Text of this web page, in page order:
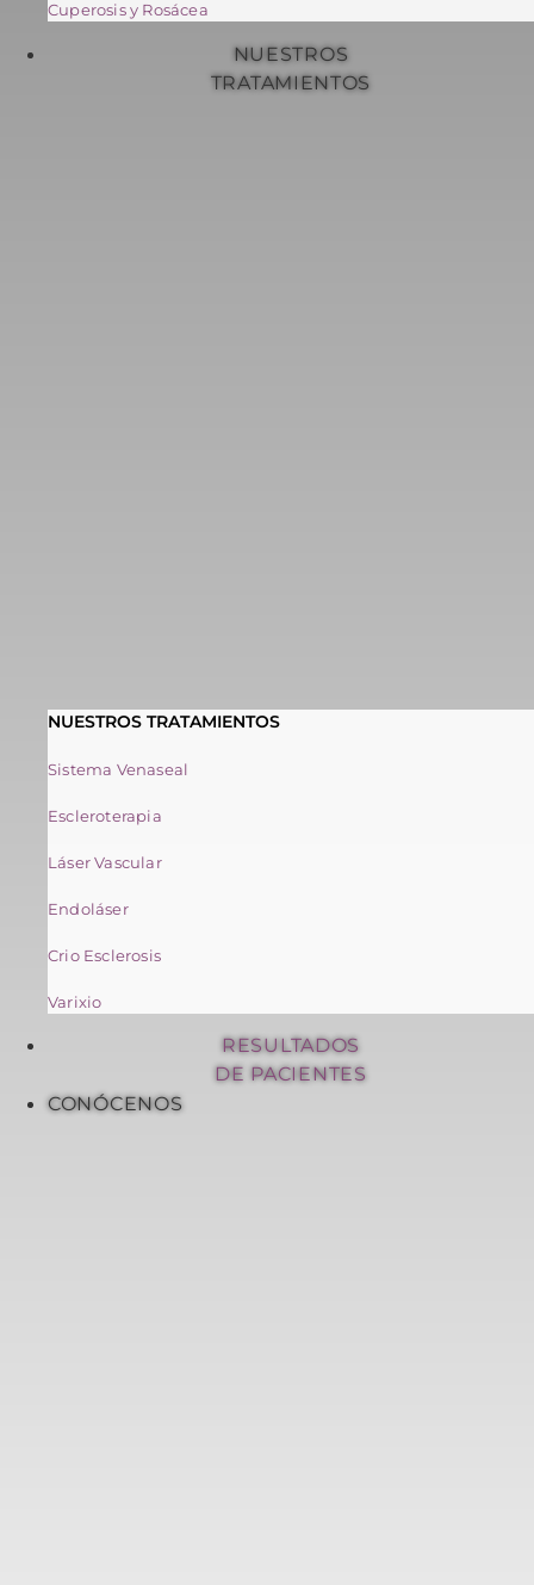
Cuperosis y Rosácea
NUESTROS
TRATAMIENTOS
NUESTROS TRATAMIENTOS
Sistema Venaseal
Escleroterapia
Láser Vascular
Endoláser
Crio Esclerosis
Varixio
RESULTADOS
DE PACIENTES
CONÓCENOS